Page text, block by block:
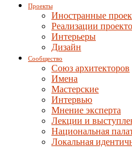
Проекты
Иностранные
Реализации
Интерьеры
Дизайн
Сообщество
Союз архитекторов
Имена
Мастерские
Интервью
Мнение эксперта
Лекции и
Национальная
Локальная